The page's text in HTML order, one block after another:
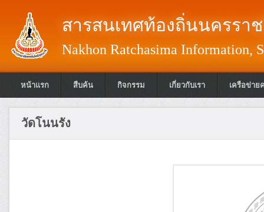
สารสนเทศท้องถิ่นนครรา
Nakhon Ratchasima Information,
หน้าแรก สืบค้น กิจกรรม เกี่ยวกับเรา เครือข่าย
วัดโนนรัง